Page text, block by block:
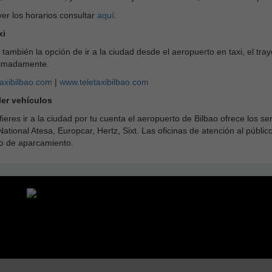
los horarios consultar aquí.
también la opción de ir a la ciudad desde el aeropuerto en taxi, el
| www.teletaxibilbao.com
vehículos
ir a la ciudad por tu cuenta el aeropuerto de Bilbao ofrece los
Atesa, Europcar, Hertz, Sixt. Las oficinas de atención al
de aparcamiento.